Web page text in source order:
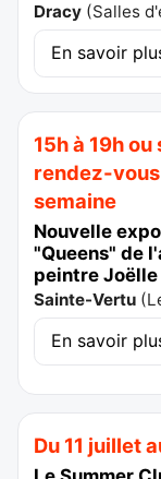
Dracy (Salles
En savoir
15h à 19h ou
rendez-
semaine
Nouvelle
"Queens" de
peintre Joëlle
Sainte-Vertu (
En savoir
Du 11 juillet